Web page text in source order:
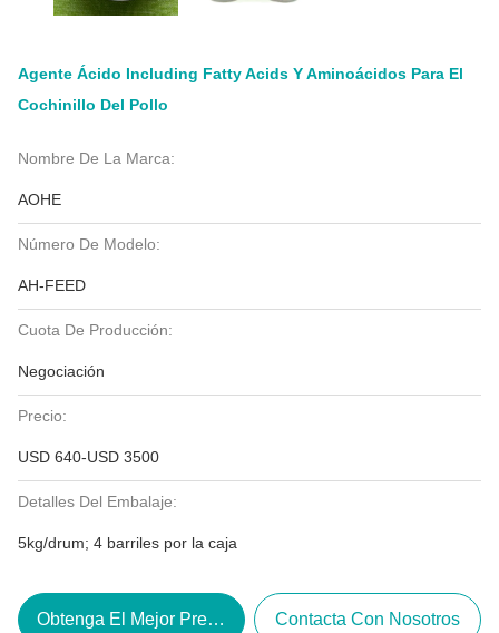
Agente Ácido Including Fatty Acids Y Aminoácidos Para El
Cochinillo Del Pollo
Nombre De La Marca:
AOHE
Número De Modelo:
AH-FEED
Cuota De Producción:
Negociación
Precio:
USD 640-USD 3500
Detalles Del Embalaje:
5kg/drum; 4 barriles por la caja
Obtenga El Mejor Precio Contacta Con Nosotros